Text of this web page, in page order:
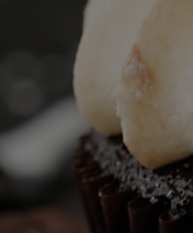
sa
na
väčší
!